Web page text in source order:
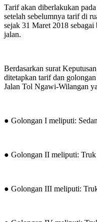
Tarif akan diberlakukan
setelah sebelumnya tarif di
sejak 31 Maret 2018 sebagai
jalan.
Berdasarkan surat
ditetapkan tarif dan
Jalan Tol Ngawi-Wilangan
● Golongan I meliputi:
● Golongan II meliputi: Truk
● Golongan III meliputi: